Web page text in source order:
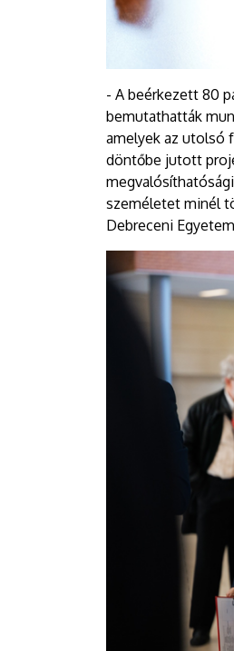
- A beérkezett 80
bemutathatták
amelyek az utolsó
döntőbe jutott
személetet minél
Debreceni